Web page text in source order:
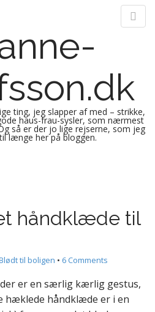
ting, jeg slapper af med – strikke,
haus-frau-sysler, som nærmest
så er der jo lige rejserne, som jeg
længe her på bloggen.
håndklæde til
til boligen • 6 Comments
er en særlig kærlig gestus,
hæklede håndklæde er i en